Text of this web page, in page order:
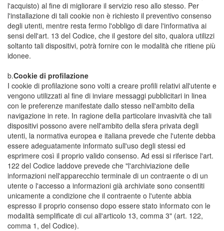
l'acquisto) al fine di migliorare il servizio reso allo stesso. Per
l'installazione di tali cookie non è richiesto il preventivo consenso
degli utenti, mentre resta fermo l'obbligo di dare l'informativa ai
sensi dell'art. 13 del Codice, che il gestore del sito, qualora utilizzi
soltanto tali dispositivi, potrà fornire con le modalità che ritiene più
idonee.
b.Cookie di profilazione
I cookie di profilazione sono volti a creare profili relativi all'utente e
vengono utilizzati al fine di inviare messaggi pubblicitari in linea
con le preferenze manifestate dallo stesso nell'ambito della
navigazione in rete. In ragione della particolare invasività che tali
dispositivi possono avere nell'ambito della sfera privata degli
utenti, la normativa europea e italiana prevede che l'utente debba
essere adeguatamente informato sull'uso degli stessi ed
esprimere così il proprio valido consenso. Ad essi si riferisce l'art.
122 del Codice laddove prevede che "l'archiviazione delle
informazioni nell'apparecchio terminale di un contraente o di un
utente o l'accesso a informazioni già archiviate sono consentiti
unicamente a condizione che il contraente o l'utente abbia
espresso il proprio consenso dopo essere stato informato con le
modalità semplificate di cui all'articolo 13, comma 3" (art. 122,
comma 1, del Codice).